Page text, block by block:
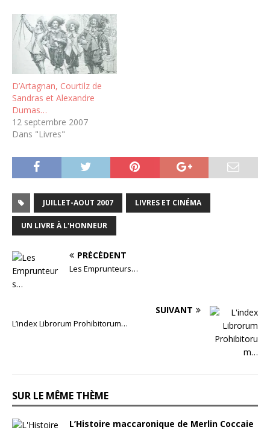
D’Artagnan, Courtilz de
Sandras et Alexandre
Dumas…
12 septembre 2007
Dans "Livres"
JUILLET-AOUT 2007 LIVRES ET CINÉMA
UN LIVRE À L'HONNEUR
PRÉCÉDENT
Les Emprunteurs…
SUIVANT
L’index Librorum Prohibitorum…
SUR LE MÊME THÈME
L’Histoire maccaronique de Merlin Coccaie